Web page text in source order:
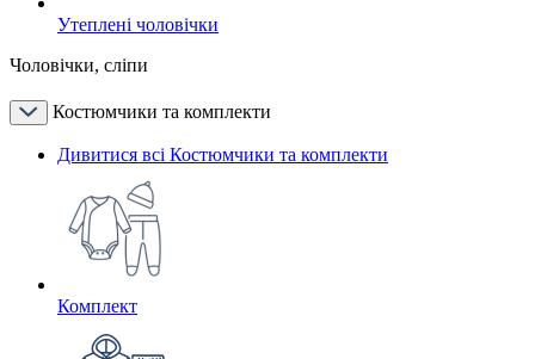
Утеплені чоловічки
Чоловічки, сліпи
Костюмчики та комплекти
Дивитися всі Костюмчики та комплекти
Комплект